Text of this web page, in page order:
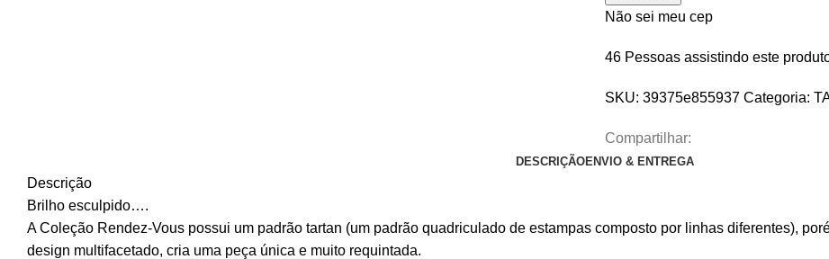
Não sei meu cep
46 Pessoas assistindo este
SKU: 39375e855937 Categoria:
Compartilhar:
DESCRIÇÃOENVIO & ENTREGA
Descrição
Brilho esculpido….
A Coleção Rendez-Vous possui um padrão tartan (um padrão quadriculado de estampas composto por linhas diferentes),
design multifacetado, cria uma peça única e muito requintada.